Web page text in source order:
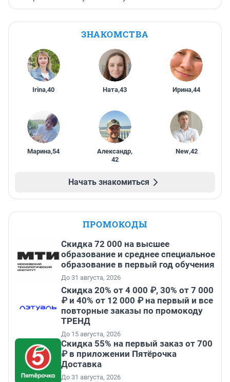
ЗНАКОМСТВА
Irina,40 Ната,43 Ирина,44
Марина,54 Александр,
42
New,42
Начать знакомиться
ПРОМОКОДЫ
Скидка 72 000 на высшее
образование и среднее специальное
образование в первый год обучения
До 31 августа, 2026
Скидка 20% от 4 000 ₽, 30% от 7 000
₽ и 40% от 12 000 ₽ на первый и все
повторные заказы по промокоду
ТРЕНД
До 15 августа, 2026
Скидка 55% на первый заказ от 700
₽ в приложении Пятёрочка
Доставка
До 31 августа, 2026